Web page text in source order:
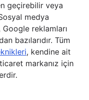
geçirebilir veya
medya
Google reklamları
bazılarıdır. Tüm
, kendine ait
markanız için